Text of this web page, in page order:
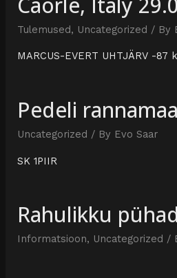
Tulemused, Uncategorized / By
MARCUS-EVERT UHTJÄRV -87
Pedeli
Uncategorized / By Evo Saar
SK 1PIIR
Rahulikku
Informatsioon, Uncategorized /